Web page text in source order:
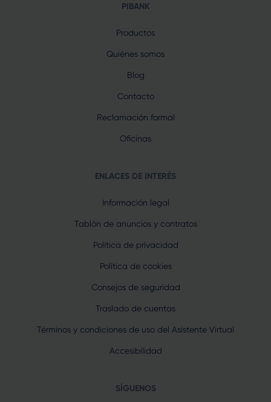
PIBANK
Productos
Quiénes somos
Blog
Contacto
Reclamación formal
Oficinas
ENLACES DE INTERÉS
Información legal
Tablón de anuncios y contratos
Política de privacidad
Política de cookies
Consejos de seguridad
Traslado de cuentas
Términos y condiciones de uso del Asistente Virtual
Accesibilidad
SÍGUENOS